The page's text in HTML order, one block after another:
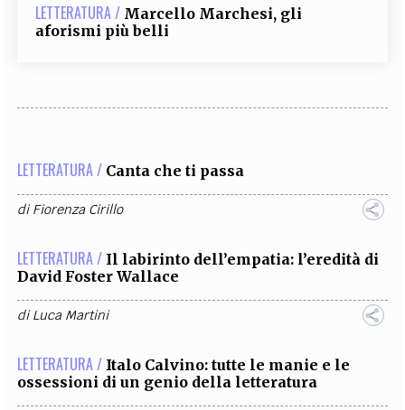
LETTERATURA / Marcello Marchesi, gli
aforismi più belli
LETTERATURA / Canta che ti passa
diFiorenza Cirillo
LETTERATURA / Il labirinto dell’empatia: l’eredità di
David Foster Wallace
diLuca Martini
LETTERATURA / Italo Calvino: tutte le manie e le
ossessioni di un genio della letteratura